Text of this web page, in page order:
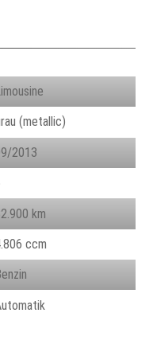
(metallic)
2013
km
ccm